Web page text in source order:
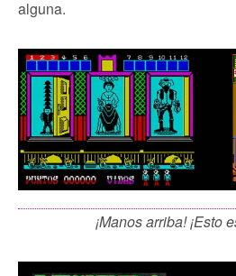
alguna.
¡Manos arriba! ¡Esto